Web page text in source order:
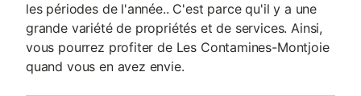
les périodes de l'année.. C'est parce qu'il y a une
grande variété de propriétés et de services. Ainsi,
vous pourrez profiter de Les Contamines-Montjoie
quand vous en avez envie.